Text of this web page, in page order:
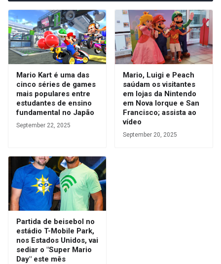
Mario Kart é uma das
cinco séries de games
mais populares entre
estudantes de ensino
fundamental no Japão
September 22, 2025
Mario, Luigi e Peach
saúdam os visitantes
em lojas da Nintendo
em Nova Iorque e San
Francisco; assista ao
vídeo
September 20, 2025
Partida de beisebol no
estádio T-Mobile Park,
nos Estados Unidos, vai
sediar o "Super Mario
Day" este mês